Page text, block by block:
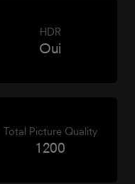
HDR
Oui
Total Picture Quality
1200